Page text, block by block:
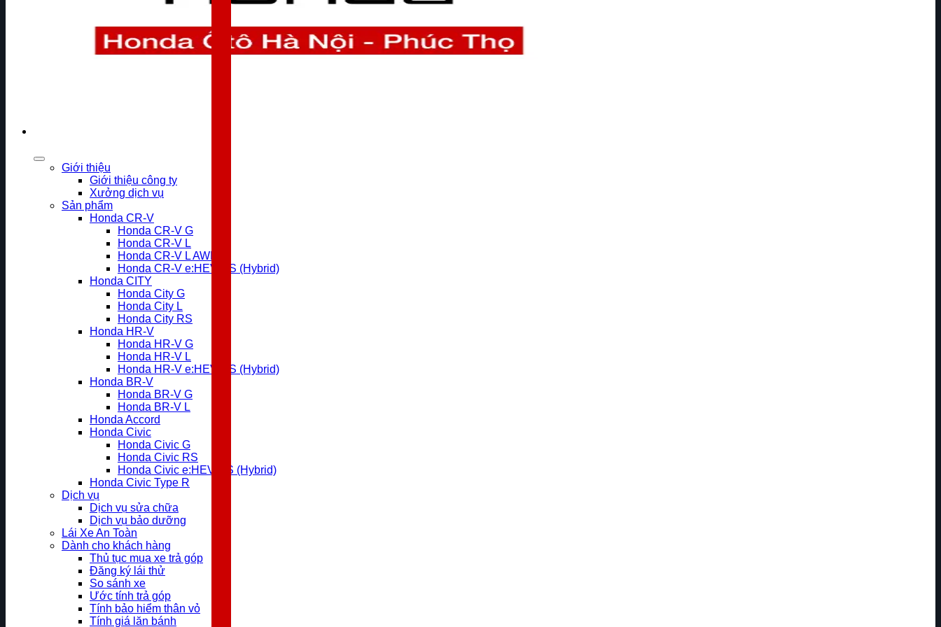
Giới thiệu
Giới thiệu công ty
Xưởng dịch vụ
Sản phẩm
Honda CR-V
Honda CR-V G
Honda CR-V L
Honda CR-V L AWD
Honda CR-V e:HEV RS (Hybrid)
Honda CITY
Honda City G
Honda City L
Honda City RS
Honda HR-V
Honda HR-V G
Honda HR-V L
Honda HR-V e:HEV RS (Hybrid)
Honda BR-V
Honda BR-V G
Honda BR-V L
Honda Accord
Honda Civic
Honda Civic G
Honda Civic RS
Honda Civic e:HEV RS (Hybrid)
Honda Civic Type R
Dịch vụ
Dịch vụ sửa chữa
Dịch vụ bảo dưỡng
Lái Xe An Toàn
Dành cho khách hàng
Thủ tục mua xe trả góp
Đăng ký lái thử
So sánh xe
Ước tính trả góp
Tính bảo hiểm thân vỏ
Tính giá lăn bánh